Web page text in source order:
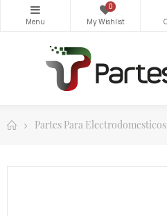
0
Partes Para Electrodomesticos